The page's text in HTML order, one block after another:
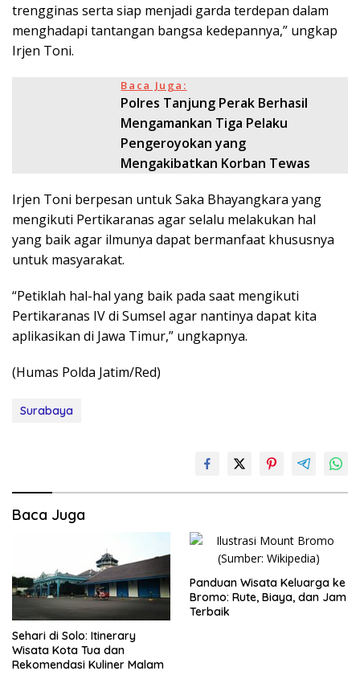
trengginas serta siap menjadi garda terdepan dalam
menghadapi tantangan bangsa kedepannya,” ungkap
Irjen Toni.
Baca Juga:
Polres Tanjung Perak Berhasil
Mengamankan Tiga Pelaku
Pengeroyokan yang
Mengakibatkan Korban Tewas
Irjen Toni berpesan untuk Saka Bhayangkara yang
mengikuti Pertikaranas agar selalu melakukan hal
yang baik agar ilmunya dapat bermanfaat khususnya
untuk masyarakat.
“Petiklah hal-hal yang baik pada saat mengikuti
Pertikaranas IV di Sumsel agar nantinya dapat kita
aplikasikan di Jawa Timur,” ungkapnya.
(Humas Polda Jatim/Red)
Surabaya
Baca Juga
Sehari di Solo: Itinerary
Wisata Kota Tua dan
Rekomendasi Kuliner Malam
Panduan Wisata Keluarga ke
Bromo: Rute, Biaya, dan Jam
Terbaik